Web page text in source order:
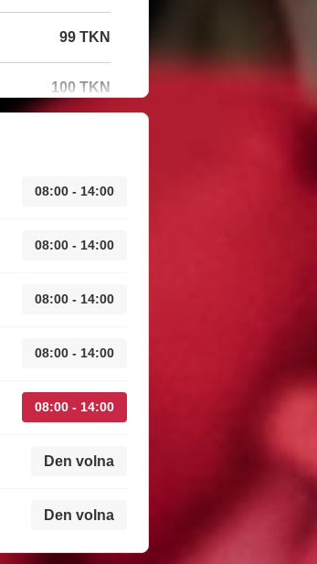
99 TKN
100 TKN
08:00 - 14:00
08:00 - 14:00
08:00 - 14:00
08:00 - 14:00
08:00 - 14:00
Den volna
Den volna